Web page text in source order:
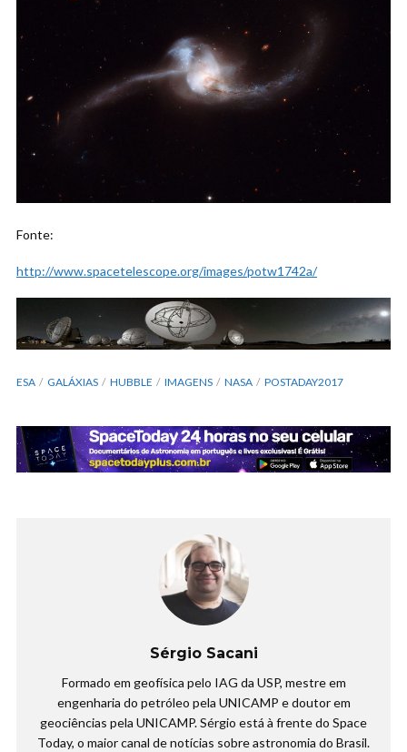
Fonte:
http://www.spacetelescope.org/images/potw1742a/
ESA GALÁXIAS HUBBLE IMAGENS NASA POSTADAY2017
Sérgio Sacani
Formado em geofísica pelo IAG da USP, mestre em
engenharia do petróleo pela UNICAMP e doutor em
geociências pela UNICAMP. Sérgio está à frente do Space
Today, o maior canal de notícias sobre astronomia do Brasil.